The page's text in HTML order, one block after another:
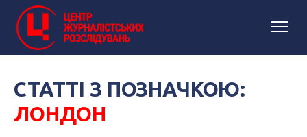
СТАТТІ З ПОЗНАЧКОЮ:
ЛОНДОН